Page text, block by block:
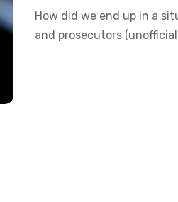
How did we end up in a
and prosecutors